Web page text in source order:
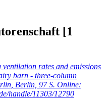
[1
rates and emissions
barn - three-column
Berlin, 97 S. Online:
handle/11303/12790